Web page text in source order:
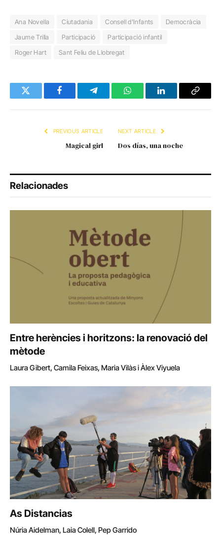
Ana Novella Ciutadania Consell d'Infants
Democràcia
Jaume Trilla
Participació
Participació infantil
Roger Hart
Sant Feliu de Llobregat
Twitter FacebookTelegramWhatsAppLinkedInCopy
PREVIOUS ARTICLE
Magical girl
NEXT ARTICLE
Dos días, una noche
Relacionades
Entre herències i horitzons: la renovació del
mètode
Laura Gibert, Camila Feixas, Maria Vilàs i Àlex Viyuela
As Distancias
Núria Aidelman, Laia Colell, Pep Garrido